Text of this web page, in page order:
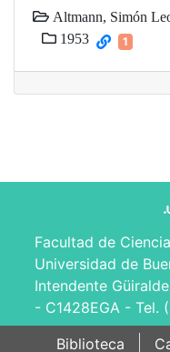
Altmann, Simón
1953 1
Facultad de
Universidad de
Intendente
- C1428EGA - Tel.
Biblioteca